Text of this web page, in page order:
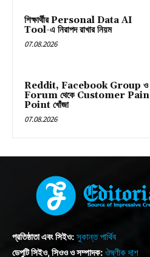
শিক্ষার্থীর Personal Data AI
Tool-এ নিরাপদ রাখার নিয়ম
07.08.2026
Reddit, Facebook Group ও
Forum থেকে Customer Pain
Point খোঁজা
07.08.2026
প্রতিষ্ঠাতা এবং সিইও: সুকান্ত পার্থিব
ডেপুটি সিইও, সিওও ও সম্পাদক: ঔষ্ণীক দাশ